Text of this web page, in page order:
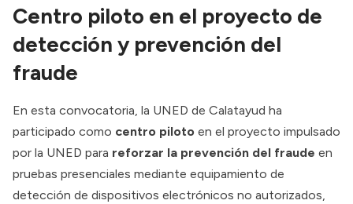
Centro piloto en el proyecto de
detección y prevención del
fraude
En esta convocatoria, la UNED de Calatayud ha
participado como centro piloto en el proyecto impulsado
por la UNED para reforzar la prevención del fraude en
pruebas presenciales mediante equipamiento de
detección de dispositivos electrónicos no autorizados,